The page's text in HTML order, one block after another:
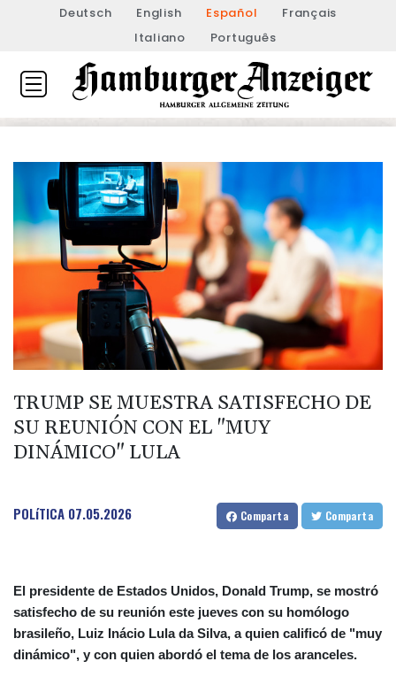
Deutsch English Español
Français
Italiano
Português
TRUMP SE MUESTRA SATISFECHO DE
SU REUNIÓN CON EL "MUY
DINÁMICO" LULA
POLíTICA 07.05.2026 Comparta Comparta
El presidente de Estados Unidos, Donald Trump, se mostró
satisfecho de su reunión este jueves con su homólogo
brasileño, Luiz Inácio Lula da Silva, a quien calificó de "muy
dinámico", y con quien abordó el tema de los aranceles.